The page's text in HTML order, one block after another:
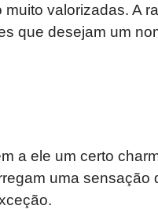
valorizadas. A
que desejam um
a ele um certo
uma sensação